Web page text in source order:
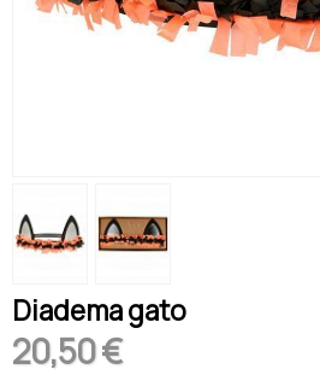
Diadema gato
20,50 €